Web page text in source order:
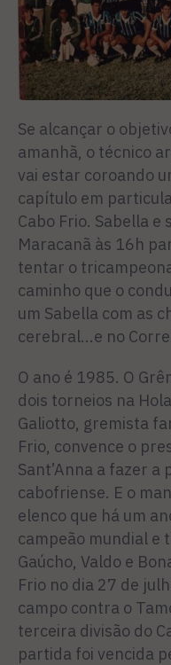
Se alcançar o
amanhã, o técnico
vai estar coroando
capítulo em
Cabo Frio. Sabella e
Maracanã às 16h
tentar o
caminho que o
um Sabella com as
cerebral...e no
O ano é 1985. O
dois torneios na
Galiotto, gremista
Frio, convence o
Sant’Anna a fazer
cabofriense. E o
elenco que há um
campeão mundial e
Gaúcho, Valdo e
Frio no dia 27 de
campo contra o
terceira divisão do
partida foi vencida